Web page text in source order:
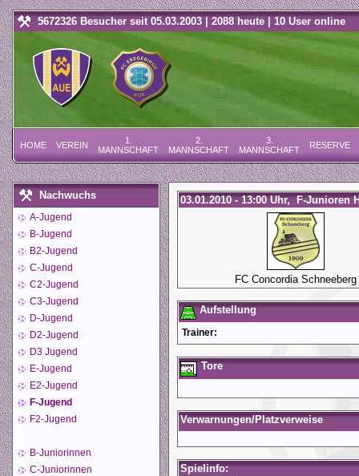
5672326 Besucher seit 05.03.2003 | 2088 heute | 10 User online
HOME VEREIN
1.
MANNSCHAFT
2.
MANNSCHAFT
3.
MANNSCHAFT
RESERVE
Nachwuchs
A-Jugend
B-Jugend
B2-Jugend
C-Jugend
C2-Jugend
C3-Jugend
D-Jugend
D2-Jugend
D3 Jugend
E-Jugend
E2-Jugend
F-Jugend
F2-Jugend
B-Juniorinnen
C-Juniorinnen
03.01.2010 - 13:00 Uhr, F-Junioren
FC Concordia Schneeberg
Aufstellung
Trainer:
Tore
Verwarnungen/Platzverweise
Spielinfo: